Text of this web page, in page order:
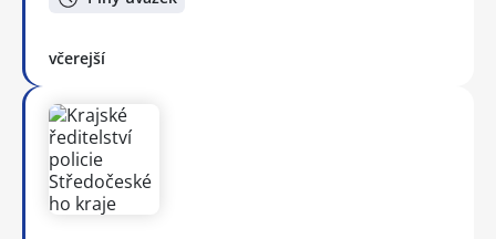
včerejší